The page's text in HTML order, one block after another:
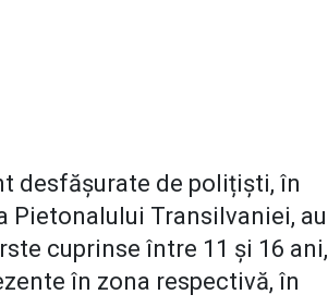
desfășurate de polițiști, în
Pietonalului Transilvaniei, au
cuprinse între 11 și 16 ani,
în zona respectivă, în